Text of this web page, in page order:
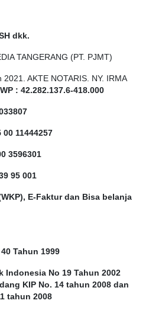
dkk.
TANGERANG (PT. PJMT)
AKTE NOTARIS. NY. IRMA
P : 42.282.137.6-418.000
00 11444257
3596301
95 001
E-Faktur dan Bisa belanja
Tahun 1999
Indonesia No 19 Tahun 2002
KIP No. 14 tahun 2008 dan
tahun 2008